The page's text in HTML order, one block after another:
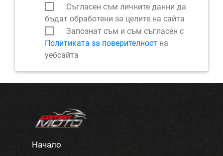
Съгласен съм личните данни да
бъдат обработени за целите на сайта
Запознат съм и съм съгласен с
Политиката за поверителност на
уебсайта
Начало